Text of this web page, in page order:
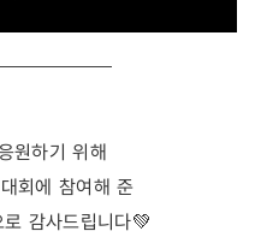
원하기 위해
회에 참여해 준
감사드립니다💚